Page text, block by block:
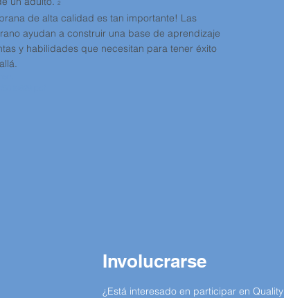
Involucrarse
¿Está interesado en participar en Quality
2
de alta calidad es tan importante! Las
ayudan a construir una base de aprendizaje
y habilidades que necesitan para tener éxito